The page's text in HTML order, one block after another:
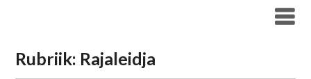
Rubriik: Rajaleidja